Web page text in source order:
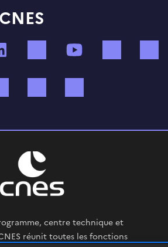
TikTok
centre technique et
réunit toutes les fonctions